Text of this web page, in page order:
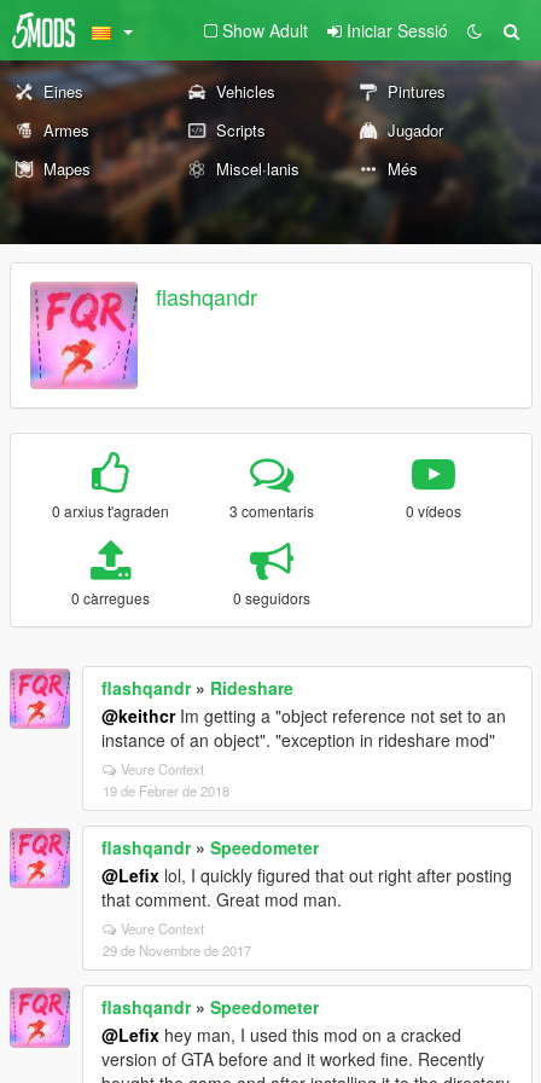
Show Adult Iniciar Sessió
Eines Vehicles
Pintures
Armes
Scripts
Jugador
Mapes
Miscel·lanis Més
flashqandr
0 arxius t'agraden 3 comentaris 0 vídeos
0 càrregues 0 seguidors
flashqandr» Rideshare
@keithcrIm getting a "object reference not set to an
instance of an object". "exception in rideshare mod"
Veure Context
19 de Febrer de 2018
flashqandr» Speedometer
@Lefix lol, I quickly figured that out right after posting
that comment. Great mod man.
Veure Context
29 de Novembre de 2017
flashqandr» Speedometer
@Lefix hey man, I used this mod on a cracked
version of GTA before and it worked fine. Recently